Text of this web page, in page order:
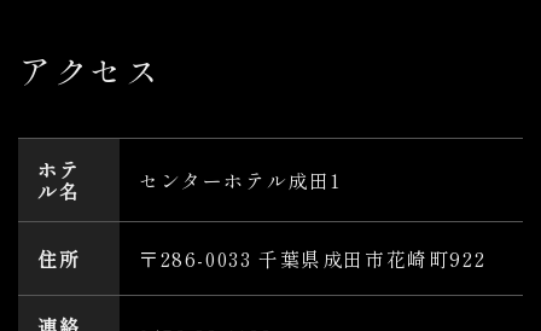
アクセス
ホテ
ル名 センターホテル成田1
住所 〒286-0033 千葉県成田市花崎町922